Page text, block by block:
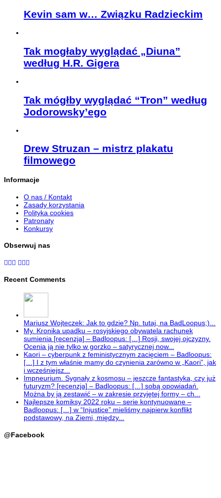
Kevin sam w… Związku Radzieckim
Tak mogłaby wyglądać „Diuna”
według H.R. Gigera
Tak mógłby wyglądać “Tron” według
Jodorowsky’ego
Drew Struzan – mistrz plakatu
filmowego
Informacje
O nas / Kontakt
Zasady korzystania
Polityka cookies
Patronaty
Konkursy
Obserwuj nas
Recent Comments
Mariusz Wojteczek: Jak to gdzie? Np. tutaj, na BadLoopus;)...
My. Kronika upadku – rosyjskiego obywatela rachunek
sumienia [recenzja] – Badloopus: […] Rosji, swojej ojczyzny.
Ocenia ją nie tylko w gorzko – satyrycznej now...
Kaori – cyberpunk z feministycznym zacięciem – Badloopus:
[…] I z tym właśnie mamy do czynienia zarówno w „Kaori”, jak
i wcześniejsz...
Impneurium. Sygnały z kosmosu – jeszcze fantastyka, czy już
futuryzm? [recenzja] – Badloopus: […] sobą opowiadań.
Można by ją zestawić – w zakresie przyjętej formy – ch...
Najlepsze komiksy 2022 roku – serie kontynuowane –
Badloopus: […] w “Injustice” mieliśmy najpierw konflikt
podstawowy, na Ziemi, między...
@Facebook